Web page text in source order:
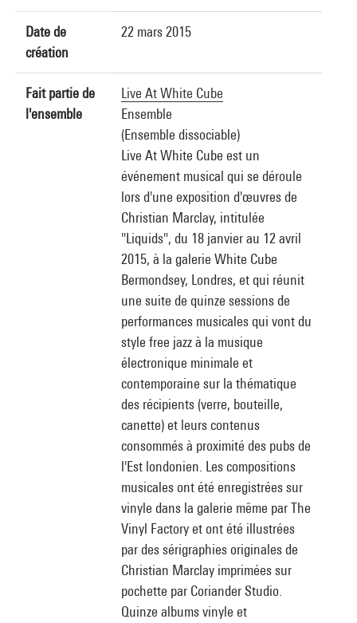
Date de
création
22 mars 2015
Fait partie de
l'ensemble
Live At White Cube
Ensemble
(Ensemble dissociable)
Live At White Cube est un
événement musical qui se déroule
lors d'une exposition d'œuvres de
Christian Marclay, intitulée
"Liquids", du 18 janvier au 12 avril
2015, à la galerie White Cube
Bermondsey, Londres, et qui réunit
une suite de quinze sessions de
performances musicales qui vont du
style free jazz à la musique
électronique minimale et
contemporaine sur la thématique
des récipients (verre, bouteille,
canette) et leurs contenus
consommés à proximité des pubs de
l'Est londonien. Les compositions
musicales ont été enregistrées sur
vinyle dans la galerie même par The
Vinyl Factory et ont été illustrées
par des sérigraphies originales de
Christian Marclay imprimées sur
pochette par Coriander Studio.
Quinze albums vinyle et